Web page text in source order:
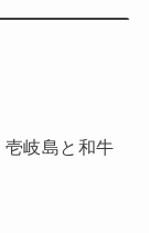
岐島と和牛